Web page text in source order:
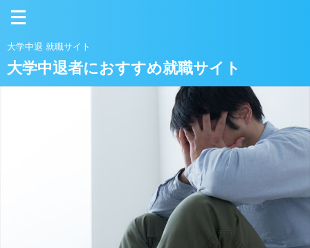
大学中退 就職サイト
大学中退者におすすめ就職サイト